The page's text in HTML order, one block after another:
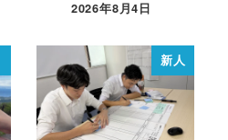
2026年8月4日
新人